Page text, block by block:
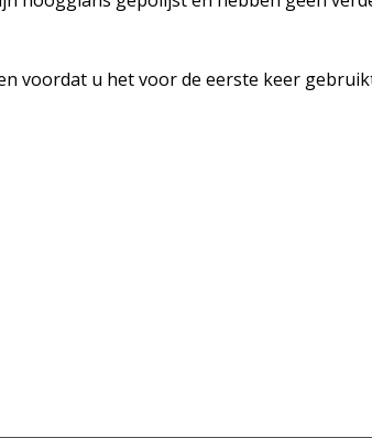
voordat u het voor de eerste keer